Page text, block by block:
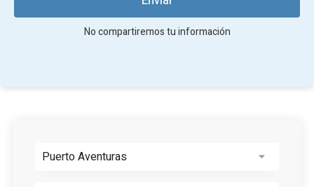
No compartiremos tu información
Puerto Aventuras